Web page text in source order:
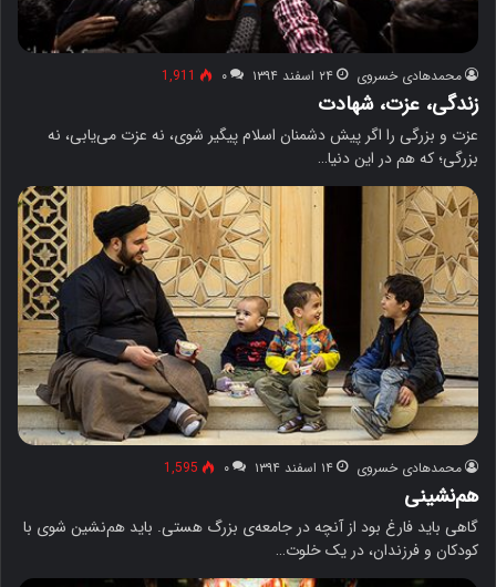
محمدهادی خسروی ۲۴ اسفند ۱۳۹۴ ۰ 1,911
زندگی، عزت، شهادت
عزت و بزرگی را اگر پیش دشمنان اسلام پیگیر شوی، نه عزت می‌یابی، نه
بزرگی؛ که هم در این دنیا…
محمدهادی خسروی ۱۴ اسفند ۱۳۹۴ ۰ 1,595
هم‌نشینی
گاهی باید فارغ بود از آنچه در جامعه‌ی بزرگ هستی. باید هم‌نشین شوی با
کودکان و فرزندان، در یک خلوت…